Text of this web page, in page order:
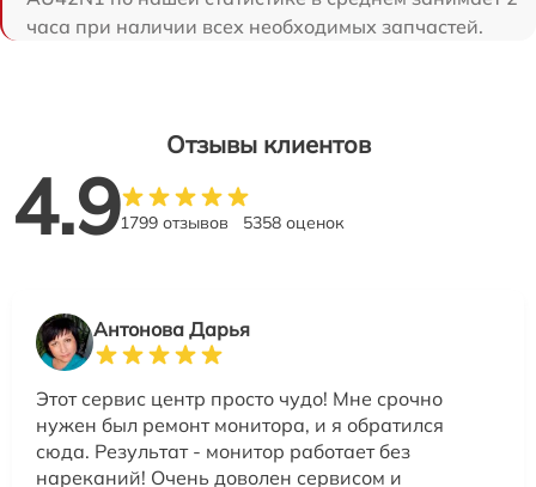
часа при наличии всех необходимых запчастей.
Отзывы клиентов
4.91799 отзывов 5358 оценок
Антонова Дарья
Этот сервис центр просто чудо! Мне срочно
нужен был ремонт монитора, и я обратился
сюда. Результат - монитор работает без
нареканий! Очень доволен сервисом и